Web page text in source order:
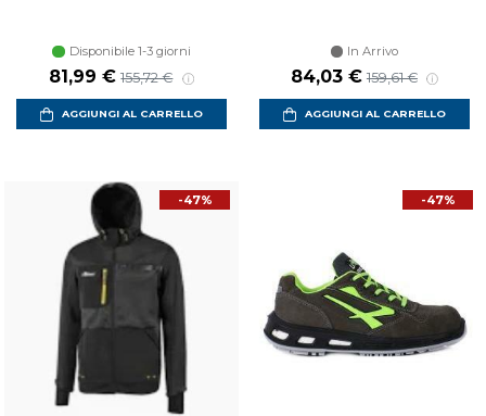
Disponibile 1-3 giorni
Prezzo scontato
81,99 € Prezzo di listino
155,72 €
AGGIUNGI AL CARRELLO
In Arrivo
Prezzo scontato
84,03 € Prezzo di listino
159,61 €
AGGIUNGI AL CARRELLO
-47% -47%